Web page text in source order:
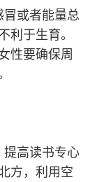
或者能量总
利于生育。
性要确保周
提高读书专心
方，利用空